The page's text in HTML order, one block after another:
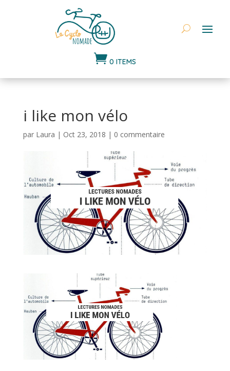
 0 ITEMS
i like mon vélo
par Laura | Oct 23, 2018 | 0 commentaire